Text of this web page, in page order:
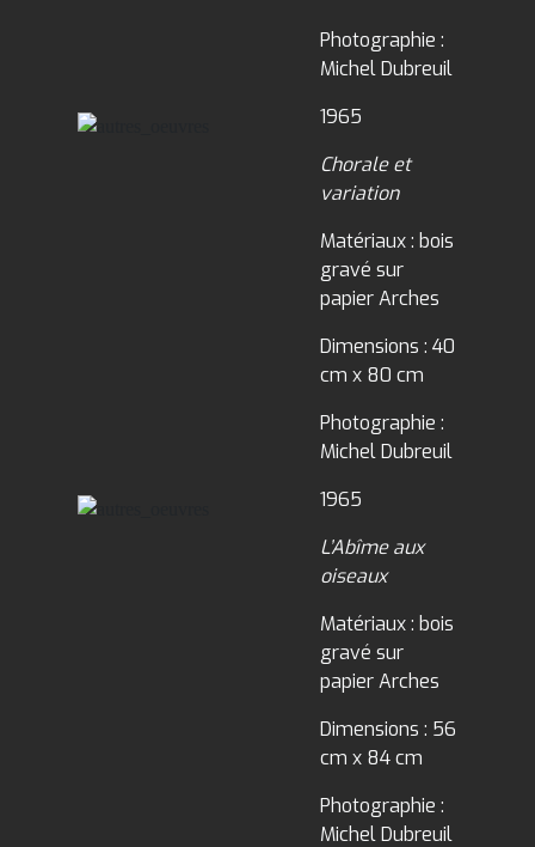
Photographie :
Michel Dubreuil
1965
Chorale et
variation
Matériaux : bois
gravé sur
papier Arches
Dimensions : 40
cm x 80 cm
Photographie :
Michel Dubreuil
1965
L’Abîme aux
oiseaux
Matériaux : bois
gravé sur
papier Arches
Dimensions : 56
cm x 84 cm
Photographie :
Michel Dubreuil